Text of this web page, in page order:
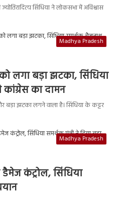
सिंधिया ने लोकसभा में अविश्वास
Madhya Pradesh
लगा बड़ा झटका, सिंधिया
का दामन
बड़ा झटका लगने वाला है। सिंधिया के कट्टर
Madhya Pradesh
कंट्रोल, सिंधिया